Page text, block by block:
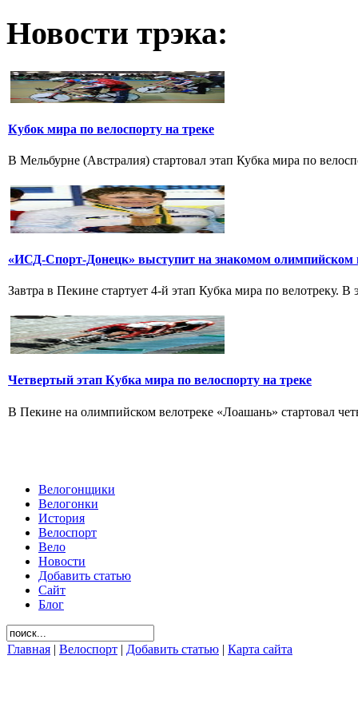
Новости трэка:
Кубок мира по велоспорту на треке
В Мельбурне (Австралия) стартовал этап Кубка мира по
«ИСД-Спорт-Донецк» выступит на знакомом олимпийском
Завтра в Пекине стартует 4-й этап Кубка мира по велотреку.
Четвертый этап Кубка мира по велоспорту на треке
В Пекине на олимпийском велотреке «Лоашань» стартовал
Велогонщики
Велогонки
История
Велоспорт
Вело
Новости
Добавить статью
Сайт
Блог
Главная | Велоспорт | Добавить статью | Карта сайта